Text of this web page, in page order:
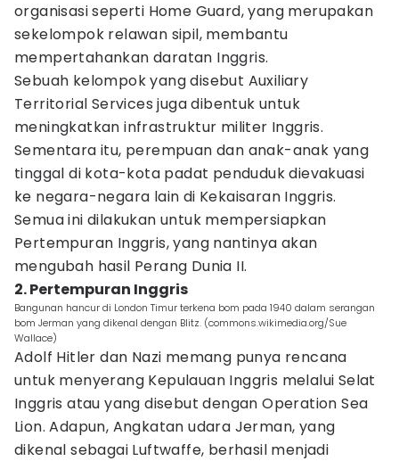
organisasi seperti Home Guard, yang merupakan
sekelompok relawan sipil, membantu
mempertahankan daratan Inggris.
Sebuah kelompok yang disebut Auxiliary
Territorial Services juga dibentuk untuk
meningkatkan infrastruktur militer Inggris.
Sementara itu, perempuan dan anak-anak yang
tinggal di kota-kota padat penduduk dievakuasi
ke negara-negara lain di Kekaisaran Inggris.
Semua ini dilakukan untuk mempersiapkan
Pertempuran Inggris, yang nantinya akan
mengubah hasil Perang Dunia II.
2. Pertempuran Inggris
Bangunan hancur di London Timur terkena bom pada 1940 dalam serangan
bom Jerman yang dikenal dengan Blitz. (commons.wikimedia.org/Sue
Wallace)
Adolf Hitler dan Nazi memang punya rencana
untuk menyerang Kepulauan Inggris melalui Selat
Inggris atau yang disebut dengan Operation Sea
Lion. Adapun, Angkatan udara Jerman, yang
dikenal sebagai Luftwaffe, berhasil menjadi